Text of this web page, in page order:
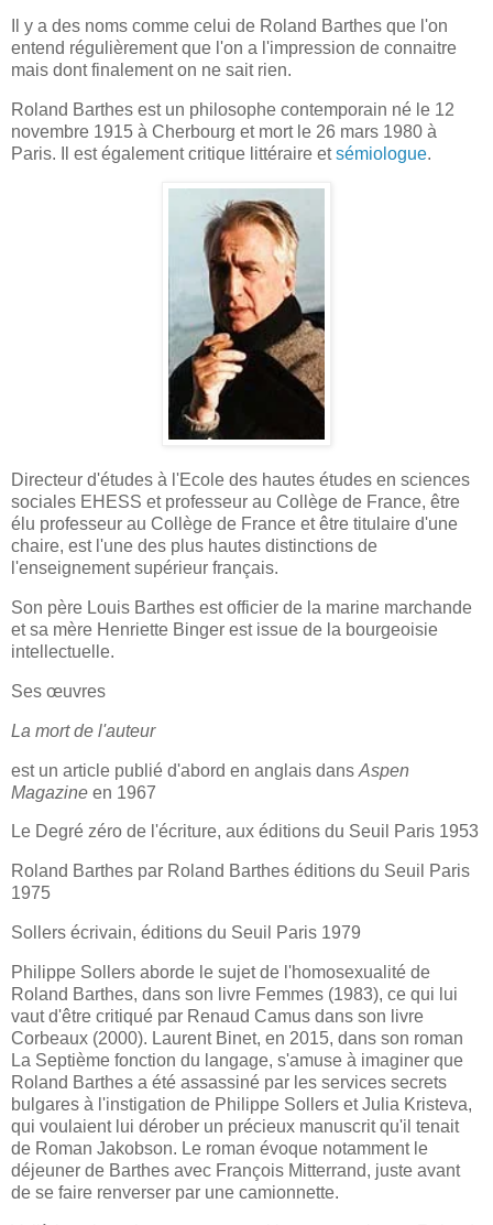
Il y a des noms comme celui de Roland Barthes que l'on
entend régulièrement que l'on a l'impression de connaitre
mais dont finalement on ne sait rien.
Roland Barthes est un philosophe contemporain né le 12
novembre 1915 à Cherbourg et mort le 26 mars 1980 à
Paris. Il est également critique littéraire etsémiologue.
Directeur d'études à l'Ecole des hautes études en sciences
sociales EHESS et professeur au Collège de France, être
élu professeur au Collège de France et être titulaire d'une
chaire, est l'une des plus hautes distinctions de
l'enseignement supérieur français.
Son père Louis Barthes est officier de la marine marchande
et sa mère Henriette Binger est issue de la bourgeoisie
intellectuelle.
Ses œuvres
La mort de l'auteur
est un article publié d'abord en anglais dans Aspen
Magazine en 1967
Le Degré zéro de l'écriture, aux éditions du Seuil Paris 1953
Roland Barthes par Roland Barthes éditions du Seuil Paris
1975
Sollers écrivain, éditions du Seuil Paris 1979
Philippe Sollers aborde le sujet de l'homosexualité de
Roland Barthes, dans son livre Femmes (1983), ce qui lui
vaut d'être critiqué par Renaud Camus dans son livre
Corbeaux (2000). Laurent Binet, en 2015, dans son roman
La Septième fonction du langage, s'amuse à imaginer que
Roland Barthes a été assassiné par les services secrets
bulgares à l'instigation de Philippe Sollers et Julia Kristeva,
qui voulaient lui dérober un précieux manuscrit qu'il tenait
de Roman Jakobson. Le roman évoque notamment le
déjeuner de Barthes avec François Mitterrand, juste avant
de se faire renverser par une camionnette.